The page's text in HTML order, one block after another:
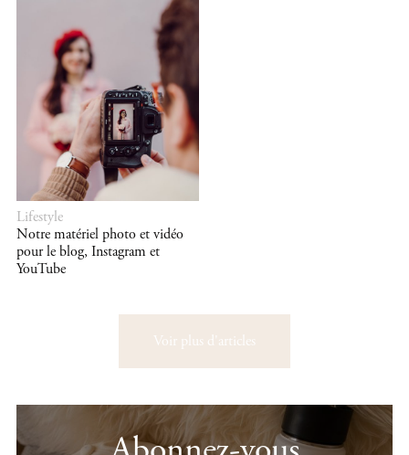
Lifestyle
Notre matériel photo et vidéo
pour le blog, Instagram et
YouTube
Voir plus d'articles